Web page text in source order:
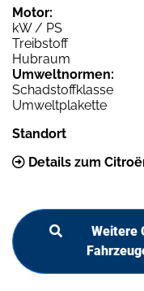
Motor:
kW / PS
Treibstoff
Hubraum
Umweltnormen:
Schadstoffklasse
Umweltplakette
Standort
Details zum
Weitere